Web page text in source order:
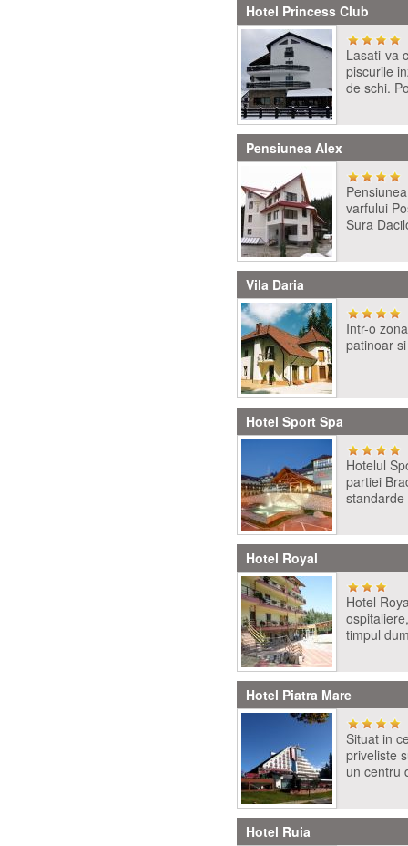
Hotel Princess Club
Lasati-va
piscurile
de schi.
Pensiunea Alex
varfului
Sura
Vila Daria
Intr-o
patinoar
Hotel Sport Spa
Hotelul
partiei
Hotel Royal
Hotel
timpul
Hotel Piatra Mare
Situat in
priveliste
un centru
Hotel Ruia